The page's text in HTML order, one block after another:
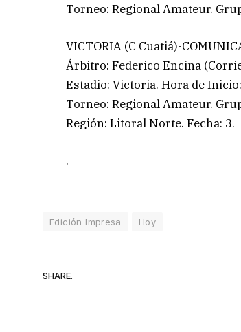
Torneo: Regional Amateur.
VICTORIA (C Cuatiá)-
Árbitro: Federico Encina
Estadio: Victoria. Hora de
Torneo: Regional Amateur.
Región: Litoral Norte. Fecha: 3.
.
Edición Impresa Hoy
SHARE.